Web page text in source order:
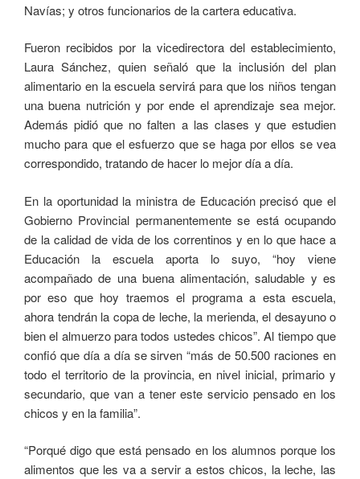
Navías; y otros funcionarios de la cartera educativa.
Fueron recibidos por la vicedirectora del establecimiento,
Laura Sánchez, quien señaló que la inclusión del plan
alimentario en la escuela servirá para que los niños tengan
una buena nutrición y por ende el aprendizaje sea mejor.
Además pidió que no falten a las clases y que estudien
mucho para que el esfuerzo que se haga por ellos se vea
correspondido, tratando de hacer lo mejor día a día.
En la oportunidad la ministra de Educación precisó que el
Gobierno Provincial permanentemente se está ocupando
de la calidad de vida de los correntinos y en lo que hace a
Educación la escuela aporta lo suyo, “hoy viene
acompañado de una buena alimentación, saludable y es
por eso que hoy traemos el programa a esta escuela,
ahora tendrán la copa de leche, la merienda, el desayuno o
bien el almuerzo para todos ustedes chicos”. Al tiempo que
confió que día a día se sirven “más de 50.500 raciones en
todo el territorio de la provincia, en nivel inicial, primario y
secundario, que van a tener este servicio pensado en los
chicos y en la familia”.
“Porqué digo que está pensado en los alumnos porque los
alimentos que les va a servir a estos chicos, la leche, las